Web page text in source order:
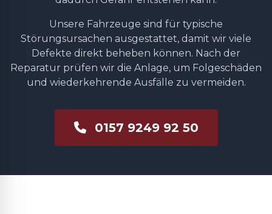
Unsere Fahrzeuge sind für typische
Störungsursachen ausgestattet, damit wir viele
Defekte direkt beheben können. Nach der
Reparatur prüfen wir die Anlage, um Folgeschäden
und wiederkehrende Ausfälle zu vermeiden.
0157 9249 92 50